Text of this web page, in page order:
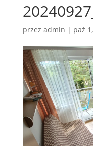
przez admin | paź